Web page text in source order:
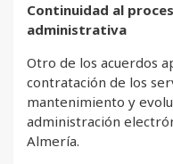
Continuidad al
administrativa
Otro de los acuerdos
contratación de los
mantenimiento y
administración
Almería.